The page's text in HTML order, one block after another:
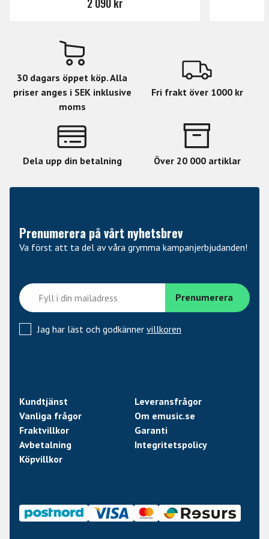
30 dagars öppet köp. Alla
priser anges i SEK inklusive
moms
Fri frakt över 1000 kr
Dela upp din betalning Över 20 000 artiklar
Prenumerera på vårt nyhetsbrev
Va först att ta del av våra grymma kampanjerbjudanden!
Jag har läst och godkänner villkoren
Kundtjänst
Leveransfrågor
Vanliga frågor
Om emusic.se
Fraktvillkor
Garanti
Avbetalning
Integritetspolicy
Köpvillkor